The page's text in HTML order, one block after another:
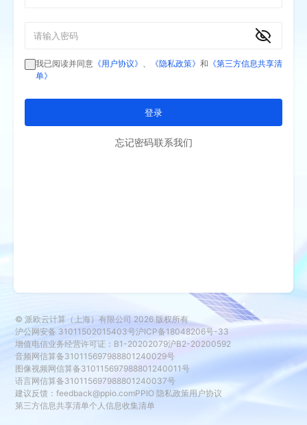
我已阅读并同意 《用户协议》 、 《隐私政策》 和 《第三方信息共享清
单》
登录
忘记密码联系我们
© 派欧云计算（上海）有限公司 2026 版权所有
沪公网安备 31011502015403号沪ICP备18048206号-33
增值电信业务经营许可证：B1-20202079沪B2-20200592
音频网信算备310115697988801240029号
图像视频网信算备310115697988801240011号
语言网信算备310115697988801240037号
建议反馈：feedback@ppio.comPPIO 隐私政策用户协议
第三方信息共享清单个人信息收集清单